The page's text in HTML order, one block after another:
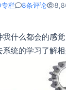
专栏 8条评论
什么都会的感
统的学习了解